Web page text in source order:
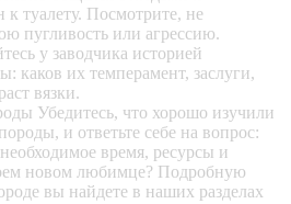
туалету. Посмотрите, не
пугливость или агрессию.
у заводчика историей
каков их темперамент, заслуги,
вязки.
Убедитесь, что хорошо изучили
и ответьте себе на вопрос:
время, ресурсы и
новом любимце? Подробную
вы найдете в наших разделах